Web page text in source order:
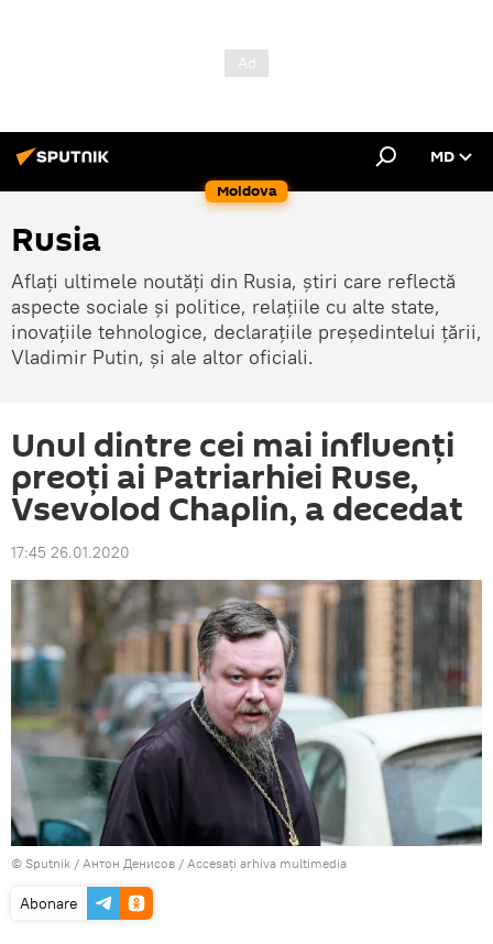
Moldova
MD
Rusia
Aflați ultimele noutăți din Rusia, știri care reflectă
aspecte sociale și politice, relațiile cu alte state,
inovațiile tehnologice, declarațiile președintelui țării,
Vladimir Putin, și ale altor oficiali.
Unul dintre cei mai influenţi
preoţi ai Patriarhiei Ruse,
Vsevolod Chaplin, a decedat
17:45 26.01.2020
© Sputnik / Антон Денисов / Accesați arhiva multimedia
Abonare